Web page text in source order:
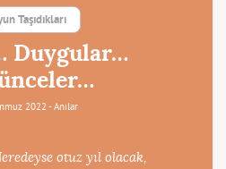
Taşıdıkları
Duygular…
2022 -Anılar
otuz yıl olacak,